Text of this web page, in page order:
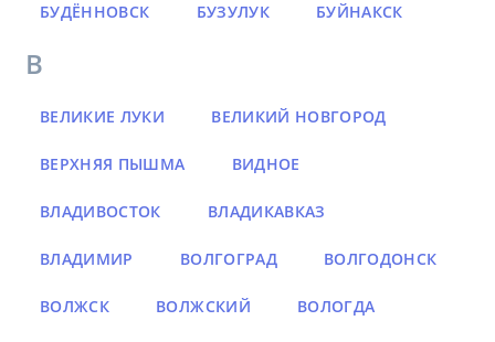
БУДЁННОВСК БУЗУЛУК БУЙНАКСК
В
ВЕЛИКИЕ ЛУКИ ВЕЛИКИЙ НОВГОРОД
ВЕРХНЯЯ ПЫШМА ВИДНОЕ
ВЛАДИВОСТОК ВЛАДИКАВКАЗ
ВЛАДИМИР ВОЛГОГРАД ВОЛГОДОНСК
ВОЛЖСК ВОЛЖСКИЙ ВОЛОГДА